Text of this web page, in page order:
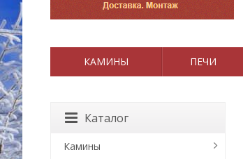
КАМИНЫ ПЕЧИ
Каталог
Камины